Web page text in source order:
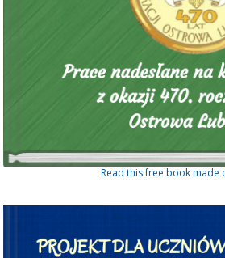
Read this free book made